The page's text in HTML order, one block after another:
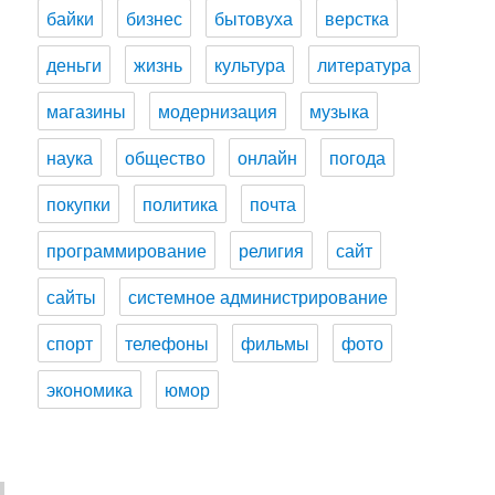
байки бизнес бытовуха
верстка
деньги
жизнь культура
литература
магазины
модернизация
музыка
наука
общество онлайн
погода
покупки
политика
почта
программирование
религия
сайт
сайты
системное администрирование
спорт
телефоны фильмы
фото
экономика
юмор